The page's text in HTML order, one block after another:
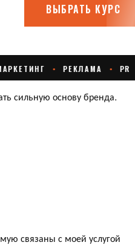
сильную основу бренда.
связаны с моей услугой